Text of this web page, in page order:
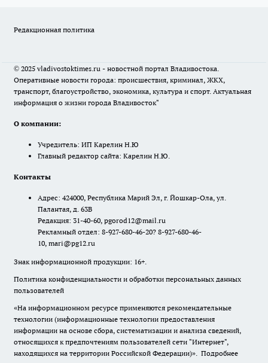
Редакционная политика
© 2025 vladivostoktimes.ru - новостной портал Владивостока.
Оперативные новости города: происшествия, криминал, ЖКХ,
транспорт, благоустройство, экономика, культура и спорт. Актуальная
информация о жизни города Владивосток"
О компании:
Учредитель: ИП Карелин Н.Ю
Главный редактор сайта: Карелин Н.Ю.
Контакты
Адрес: 424000, Республика Марий Эл, г. Йошкар-Ола, ул.
Палантая, д. 63В
Редакция: 31-40-60, pgorod12@mail.ru
Рекламный отдел: 8-927-680-46-20? 8-927-680-46-
10, mari@pg12.ru
Знак информационной продукции: 16+.
Политика конфиденциальности и обработки персональных данных
пользователей
«На информационном ресурсе применяются рекомендательные
технологии (информационные технологии предоставления
информации на основе сбора, систематизации и анализа сведений,
относящихся к предпочтениям пользователей сети "Интернет",
находящихся на территории Российской Федерации)». Подробнее